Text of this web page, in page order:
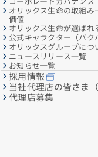
オリックス生命の取組
価値
オリックス生命が選ばれ
公式キャラクター（バク
オリックスグループにつ
ニュースリリース一覧
お知らせ一覧
採用情報
当社代理店の皆さま
代理店募集